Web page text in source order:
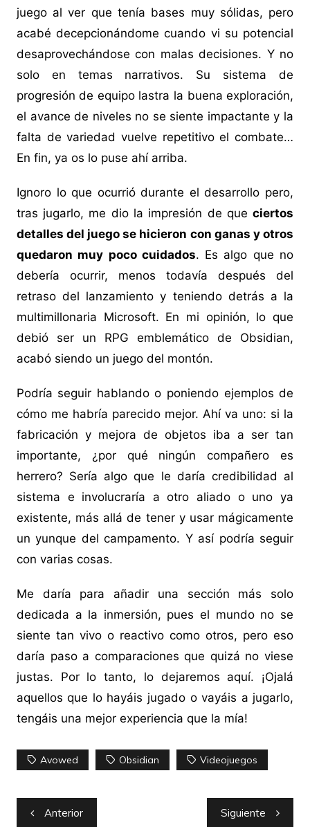
juego al ver que tenía bases muy sólidas, pero
acabé decepcionándome cuando vi su potencial
desaprovechándose con malas decisiones. Y no
solo en temas narrativos. Su sistema de
progresión de equipo lastra la buena exploración,
el avance de niveles no se siente impactante y la
falta de variedad vuelve repetitivo el combate…
En fin, ya os lo puse ahí arriba.
Ignoro lo que ocurrió durante el desarrollo pero,
tras jugarlo, me dio la impresión de queciertos
detalles del juego se hicieron con ganas y otros
quedaron muy poco cuidados. Es algo que no
debería ocurrir, menos todavía después del
retraso del lanzamiento y teniendo detrás a la
multimillonaria Microsoft. En mi opinión, lo que
debió ser un RPG emblemático de Obsidian,
acabó siendo un juego del montón.
Podría seguir hablando o poniendo ejemplos de
cómo me habría parecido mejor. Ahí va uno: si la
fabricación y mejora de objetos iba a ser tan
importante, ¿por qué ningún compañero es
herrero? Sería algo que le daría credibilidad al
sistema e involucraría a otro aliado o uno ya
existente, más allá de tener y usar mágicamente
un yunque del campamento. Y así podría seguir
con varias cosas.
Me daría para añadir una sección más solo
dedicada a la inmersión, pues el mundo no se
siente tan vivo o reactivo como otros, pero eso
daría paso a comparaciones que quizá no viese
justas. Por lo tanto, lo dejaremos aquí. ¡Ojalá
aquellos que lo hayáis jugado o vayáis a jugarlo,
tengáis una mejor experiencia que la mía!
Avowed Obsidian Videojuegos
Navegación
Anterior Siguiente